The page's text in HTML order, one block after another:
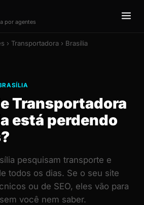
por agentes
› Transportadora › Brasília
Transportadora
está perdendo
pesquisam transporte e
todos os dias. Se o seu site
ou de SEO, eles vão para
você nem saber.